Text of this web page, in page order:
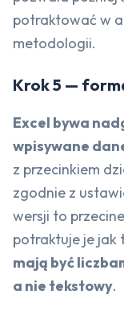
potraktować w
metodologii.
Krok 5 —
Excel bywa
wpisywane
z przecinkiem
zgodnie z
wersji to
potraktuje je jak
mają być
a nie tekstowy.